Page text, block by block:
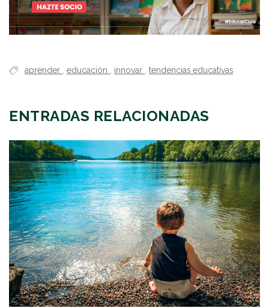
aprender educación innovar tendencias educativas
ENTRADAS RELACIONADAS